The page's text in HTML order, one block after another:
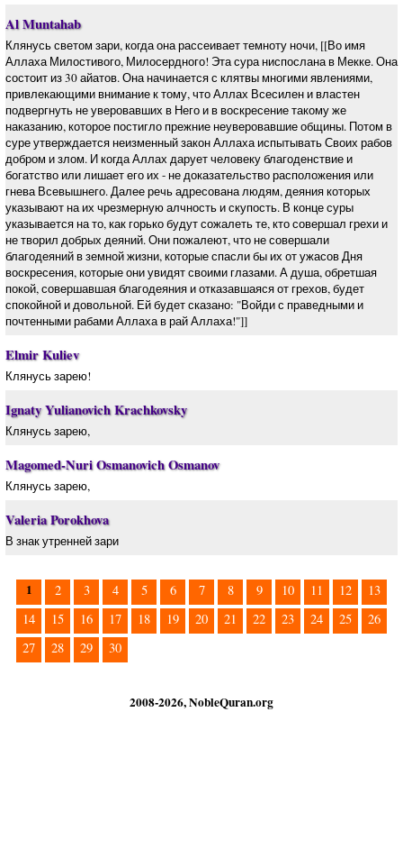
Al Muntahab
Клянусь светом зари, когда она рассеивает темноту ночи, [[Во имя
Аллаха Милостивого, Милосердного! Эта сура ниспослана в Мекке. Она
состоит из 30 айатов. Она начинается с клятвы многими явлениями,
привлекающими внимание к тому, что Аллах Всесилен и властен
подвергнуть не уверовавших в Него и в воскресение такому же
наказанию, которое постигло прежние неуверовавшие общины. Потом в
суре утверждается неизменный закон Аллаха испытывать Своих рабов
добром и злом. И когда Аллах дарует человеку благоденствие и
богатство или лишает его их - не доказательство расположения или
гнева Всевышнего. Далее речь адресована людям, деяния которых
указывают на их чрезмерную алчность и скупость. В конце суры
указывается на то, как горько будут сожалеть те, кто совершал грехи и
не творил добрых деяний. Они пожалеют, что не совершали
благодеяний в земной жизни, которые спасли бы их от ужасов Дня
воскресения, которые они увидят своими глазами. А душа, обретшая
покой, совершавшая благодеяния и отказавшаяся от грехов, будет
спокойной и довольной. Ей будет сказано: "Войди с праведными и
почтенными рабами Аллаха в рай Аллаха!"]]
Elmir Kuliev
Клянусь зарею!
Ignaty Yulianovich Krachkovsky
Клянусь зарею,
Magomed-Nuri Osmanovich Osmanov
Клянусь зарею,
Valeria Porokhova
В знак утренней зари
1 2 3 4 5 6 7 8 9 10 11 12
13
14
15 16 17 18 19 20 21 22 23 24 25
26
27
28 29 30
2008-2026, NobleQuran.org